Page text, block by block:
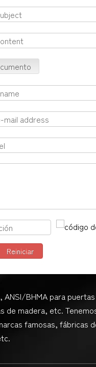
Reiniciar
BHMA para
madera, etc.
famosas, fábricas